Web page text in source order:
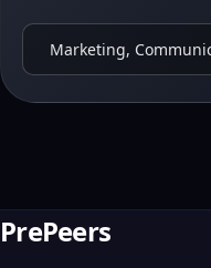
Marketing,
PrePeers